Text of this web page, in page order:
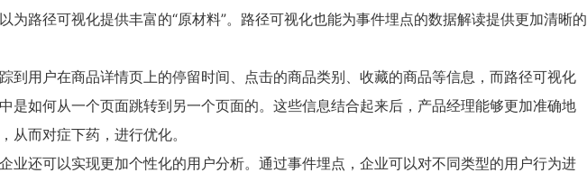
为路径可视化提供丰富的“原材料”。路径可视化也能为事件埋点的数据解读提供更加清晰的
到用户在商品详情页上的停留时间、点击的商品类别、收藏的商品等信息，而路径可视化
是如何从一个页面跳转到另一个页面的。这些信息结合起来后，产品经理能够更加准确地
从而对症下药，进行优化。
业还可以实现更加个性化的用户分析。通过事件埋点，企业可以对不同类型的用户行为进